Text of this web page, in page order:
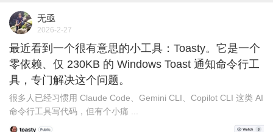
无亟
2026-2-27
最近看到一个很有意思的小工具：Toasty。它是一个
零依赖、仅 230KB 的 Windows Toast 通知命令行工
具，专门解决这个问题。
很多人已经习惯用 Claude Code、Gemini CLI、Copilot CLI 这类 AI
命令行工具写代码，但有个小痛 ...